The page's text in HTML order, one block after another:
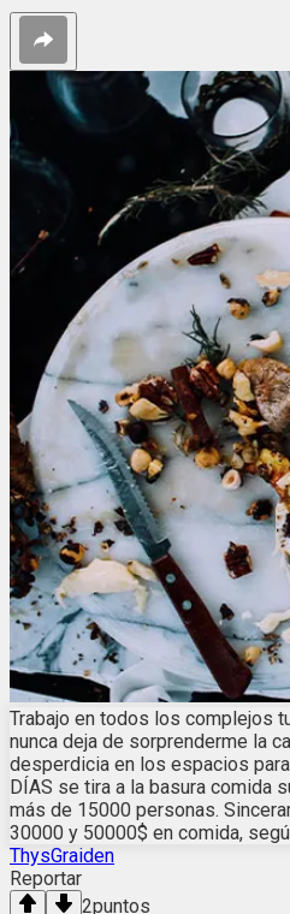
Trabajo en todos los complejos
nunca deja de sorprenderme la
desperdicia en los espacios
DÍAS se tira a la basura comida
más de 15000 personas.
30000 y 50000$ en comida,
ThysGraiden
Reportar
2puntos